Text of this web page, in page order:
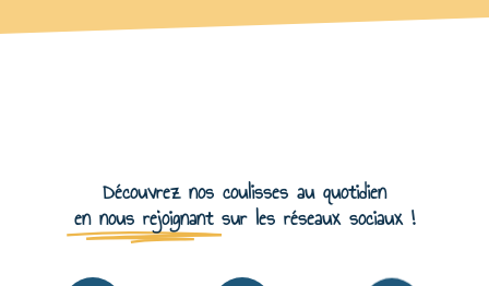
Découvrez nos coulisses au quotidien
en nous rejoignant sur les réseaux sociaux !